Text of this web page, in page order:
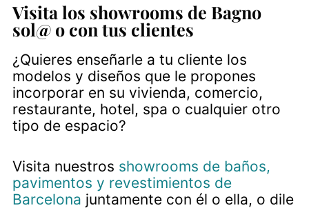
Visita los showrooms de Bagno
sol@ o con tus clientes
¿Quieres enseñarle a tu cliente los
modelos y diseños que le propones
incorporar en su vivienda, comercio,
restaurante, hotel, spa o cualquier otro
tipo de espacio?
Visita nuestros showrooms de baños,
pavimentos y revestimientos de
Barcelona juntamente con él o ella, o dile